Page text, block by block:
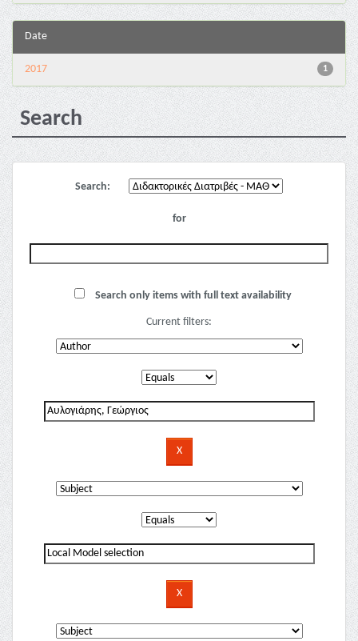
Date
1
2017
Search
Search:
for
Search only items with full text availability
Current filters: